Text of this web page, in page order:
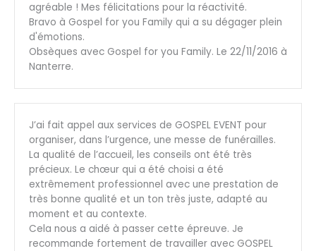
agréable ! Mes félicitations pour la réactivité.
Bravo à Gospel for you Family qui a su dégager plein
d'émotions.
Obsèques avec Gospel for you Family. Le 22/11/2016 à
Nanterre.
J’ai fait appel aux services de GOSPEL EVENT pour
organiser, dans l’urgence, une messe de funérailles.
La qualité de l’accueil, les conseils ont été très
précieux. Le chœur qui a été choisi a été
extrêmement professionnel avec une prestation de
très bonne qualité et un ton très juste, adapté au
moment et au contexte.
Cela nous a aidé à passer cette épreuve. Je
recommande fortement de travailler avec GOSPEL